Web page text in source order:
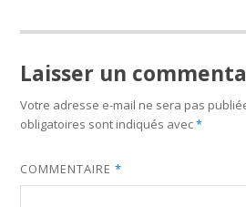
Laisser un
Votre adresse e-mail ne sera pas
obligatoires sont indiqués avec*
COMMENTAIRE*